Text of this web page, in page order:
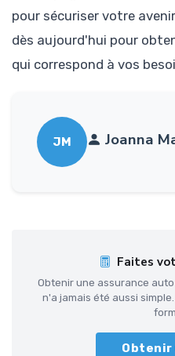
pour sécuriser votre
dès aujourd'hui pour
qui correspond à vos
JM Joanna
Faites
Obtenir une assurance
n'a jamais été aussi
Obtenir